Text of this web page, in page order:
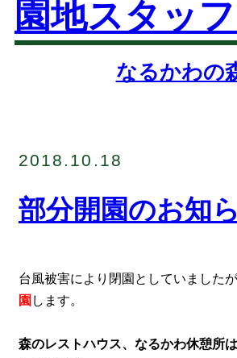
園地スタッ
なるかわの
2018.10.18
部分開園のお知
台風被害により閉園としていましたが
園 します。
森のレストハウス、なるかわ休憩所